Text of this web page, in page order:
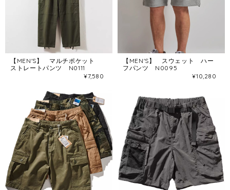
【MEN'S】 マルチポケット
ストレートパンツ N0111
¥7,580
【MEN'S】 スウェット ハー
フパンツ N0095
¥10,280